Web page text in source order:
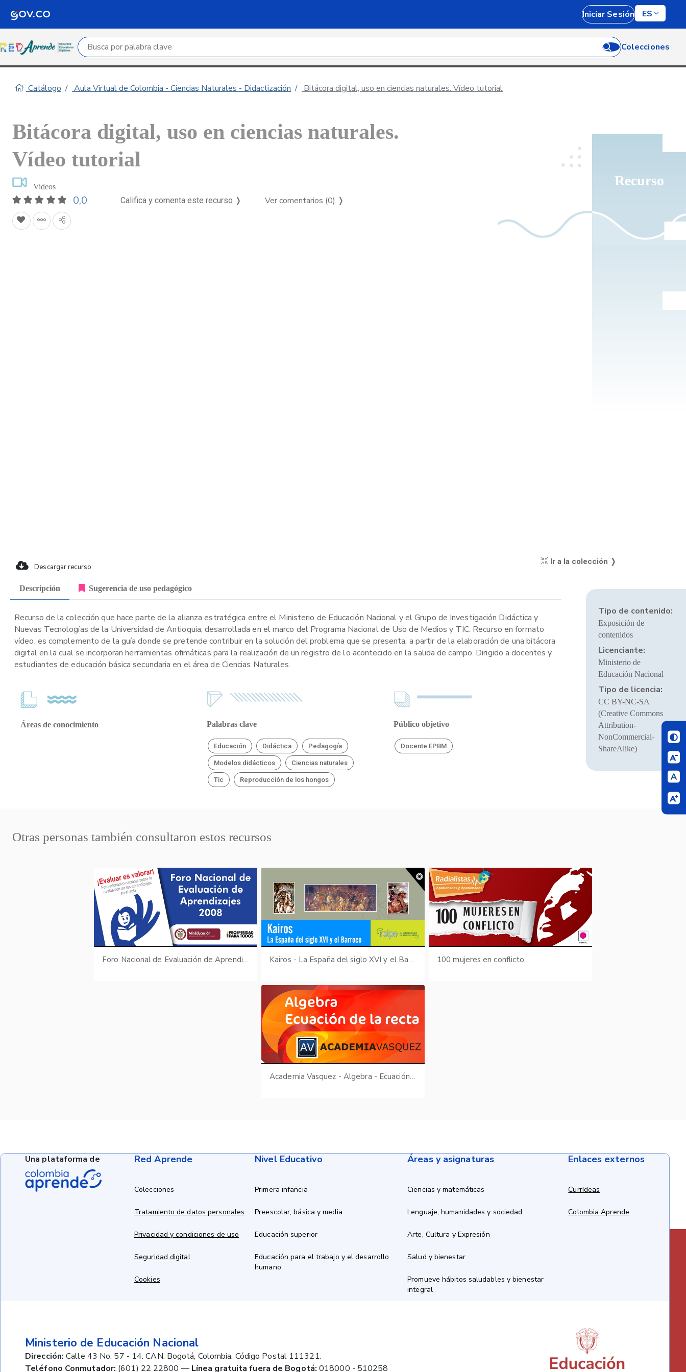
Iniciar Sesión ES
Campo de búsqueda por palabra clave Colecciones
Catálogo Aula Virtual de Colombia - Ciencias Naturales - Didactización Bitácora digital, uso en ciencias naturales. Vídeo tutorial
Recurso
Bitácora digital, uso en ciencias naturales.
Vídeo tutorial
Videos
0,0 Califica y comenta este recurso ❭ Ver comentarios (0) ❭
Descargar recurso
Ir a la colección ❭
Descripción Sugerencia de uso pedagógico
Recurso de la colección que hace parte de la alianza estratégica entre el Ministerio de Educación Nacional y el Grupo de Investigación Didáctica y
Nuevas Tecnologías de la Universidad de Antioquia, desarrollada en el marco del Programa Nacional de Uso de Medios y TIC. Recurso en formato
vídeo, es complemento de la guía donde se pretende contribuir en la solución del problema que se presenta, a partir de la elaboración de una bitácora
digital en la cual se incorporan herramientas ofimáticas para la realización de un registro de lo acontecido en la salida de campo. Dirigido a docentes y
estudiantes de educación básica secundaria en el área de Ciencias Naturales.
Áreas de conocimiento Palabras clave
Educación Didáctica Pedagogía
Modelos didácticos Ciencias naturales
Tic Reproducción de los hongos
Público objetivo
Docente EPBM
Tipo de contenido:
Exposición de
contenidos
Licenciante:
Ministerio de
Educación Nacional
Tipo de licencia:
CC BY-NC-SA
(Creative Commons
Attribution-
NonCommercial-
ShareAlike)
Otras personas también consultaron estos recursos
Foro Nacional de Evaluación de Aprendizajes - 2008 Kairos - La España del siglo XVI y el Barroco 100 mujeres en conflicto
Academia Vasquez - Algebra - Ecuación de la recta
Red Aprende
Colecciones
Tratamiento de datos personales
Privacidad y condiciones de uso
Seguridad digital
Cookies
Nivel Educativo
Primera infancia
Preescolar, básica y media
Educación superior
Educación para el trabajo y el desarrollo
humano
Áreas y asignaturas
Ciencias y matemáticas
Lenguaje, humanidades y sociedad
Arte, Cultura y Expresión
Salud y bienestar
Promueve hábitos saludables y bienestar
integral
Enlaces externos
CurrIdeas
Colombia Aprende
Ministerio de Educación Nacional
Dirección: Calle 43 No. 57 - 14. CAN. Bogotá, Colombia. Código Postal 111321.
Teléfono Conmutador: (601) 22 22800 — Línea gratuita fuera de Bogotá: 018000 - 510258
Una plataforma de